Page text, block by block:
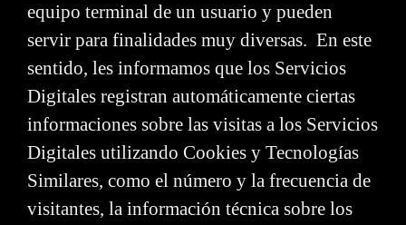
equipo terminal de un usuario y pueden
servir para finalidades muy diversas. En este
sentido, les informamos que los Servicios
Digitales registran automáticamente ciertas
informaciones sobre las visitas a los Servicios
Digitales utilizando Cookies y Tecnologías
Similares, como el número y la frecuencia de
visitantes, la información técnica sobre los